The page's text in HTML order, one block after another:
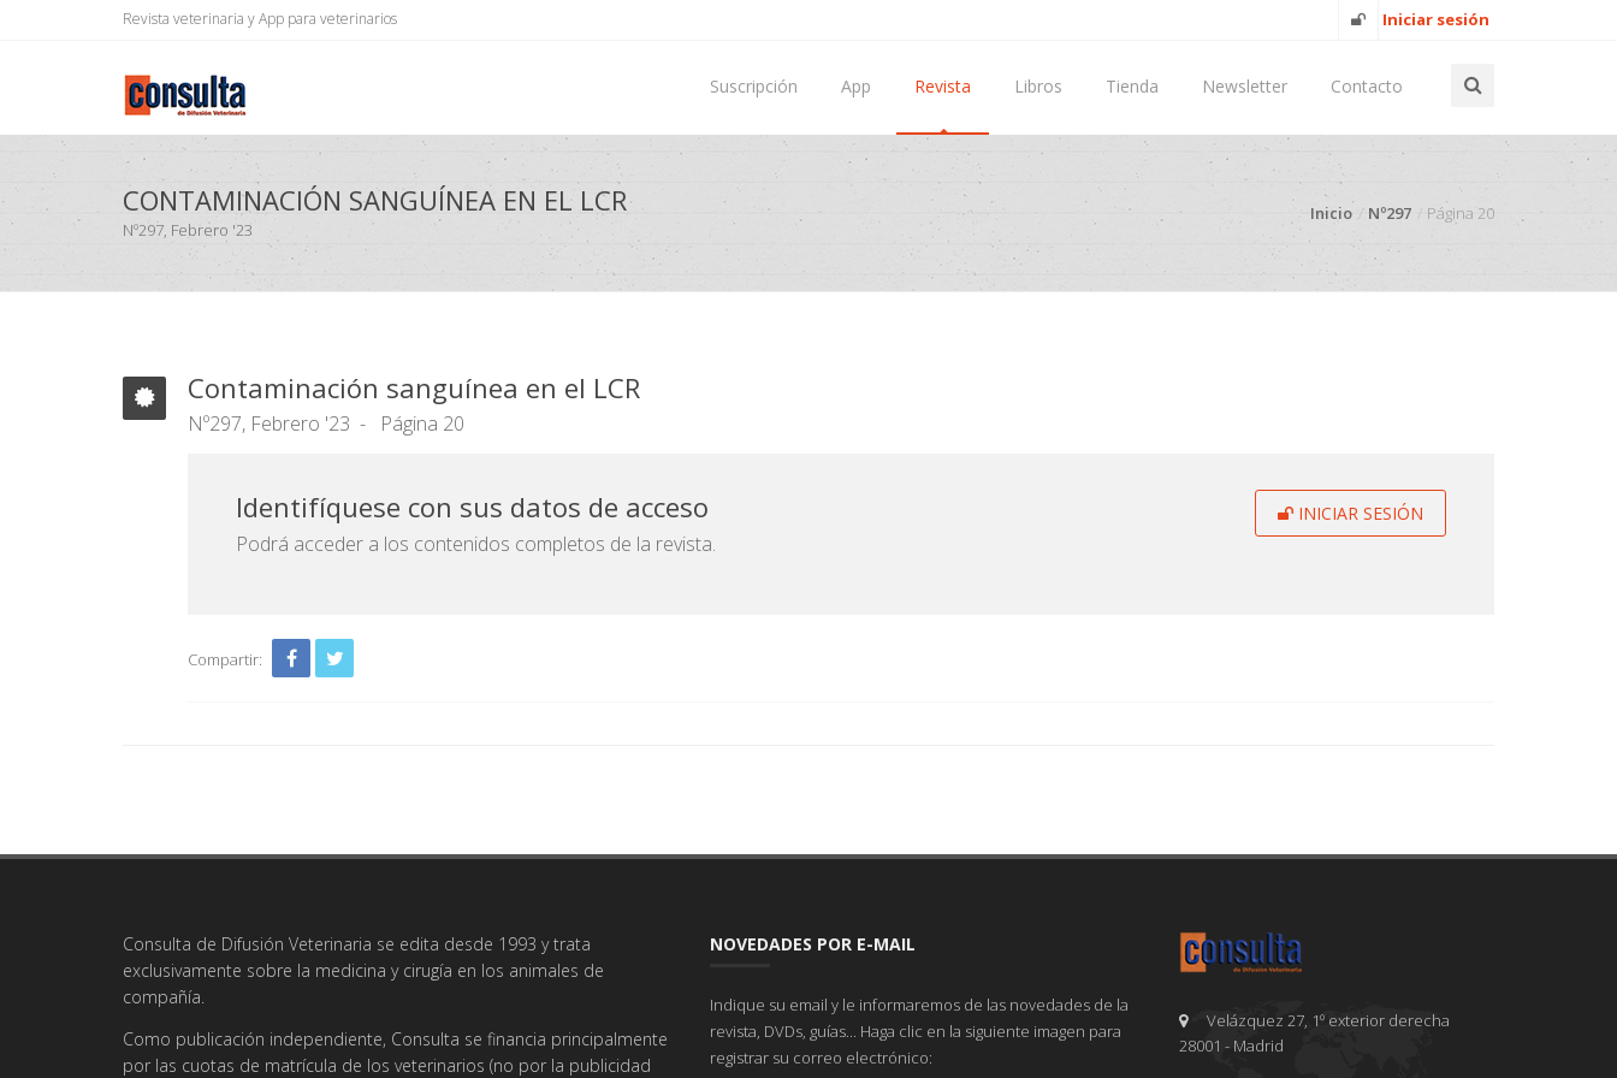
Revista veterinaria y App para veterinarios Iniciar sesión
Suscripción App Revista Libros Tienda Newsletter Contacto
CONTAMINACIÓN SANGUÍNEA EN EL LCR
Nº297, Febrero '23
Inicio Nº297 Página 20
Contaminación sanguínea en el LCR
Nº297, Febrero '23 Página 20
INICIAR SESIÓN
Identifíquese con sus datos de acceso
Podrá acceder a los contenidos completos de la revista.
Compartir:
Consulta de Difusión Veterinaria se edita desde 1993 y trata
exclusivamente sobre la medicina y cirugía en los animales de
compañía.
Como publicación independiente, Consulta se financia principalmente
por las cuotas de matrícula de los veterinarios (no por la publicidad
NOVEDADES POR E-MAIL
Indique su email y le informaremos de las novedades de la
revista, DVDs, guías... Haga clic en la siguiente imagen para
registrar su correo electrónico:
Velázquez 27, 1º exterior derecha
28001 - Madrid